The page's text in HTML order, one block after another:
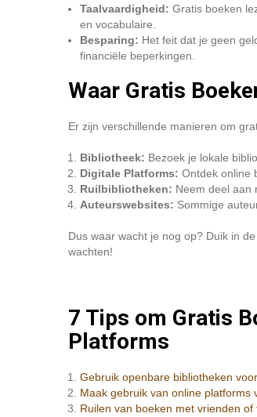
Taalvaardigheid: Gratis boeken
en vocabulaire.
Besparing: Het feit dat je geen
financiële beperkingen.
Waar Gratis
Er zijn verschillende manieren om
Bibliotheek: Bezoek je lokale
Digitale Platforms: Ontdek online
Ruilbibliotheken: Neem deel aan
Auteurswebsites: Sommige
Dus waar wacht je nog op? Duik in
wachten!
7 Tips om Gratis
Platforms
Gebruik openbare bibliotheken
Maak gebruik van online platforms
Ruilen van boeken met vrienden of